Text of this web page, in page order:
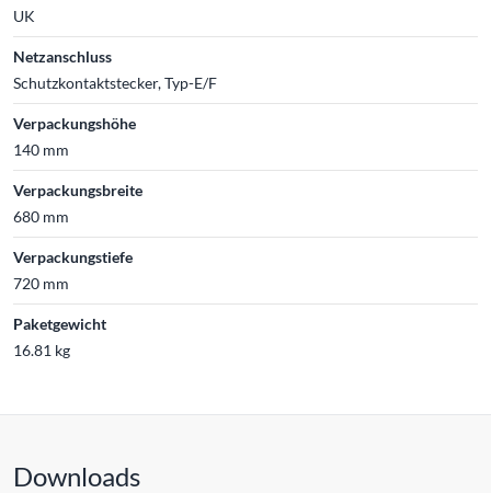
UK
Netzanschluss
Schutzkontaktstecker, Typ-E/F
Verpackungshöhe
140 mm
Verpackungsbreite
680 mm
Verpackungstiefe
720 mm
Paketgewicht
16.81 kg
Downloads